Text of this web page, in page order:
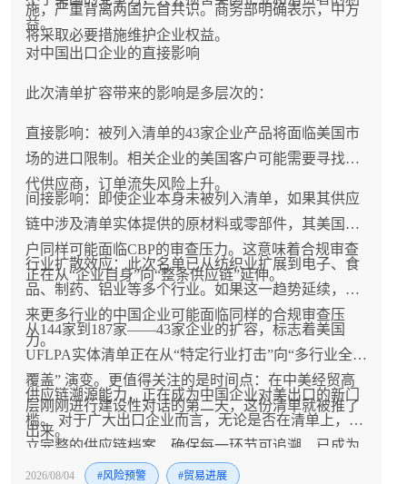
施，严重背离两国元首共识。商务部明确表示，中方
将采取必要措施维护企业权益。
益。
对中国出口企业的直接影响
此次清单扩容带来的影响是多层次的：
直接影响：被列入清单的43家企业产品将面临美国市
场的进口限制。相关企业的美国客户可能需要寻找替
代供应商，订单流失风险上升。
间接影响：即使企业本身未被列入清单，如果其供应
链中涉及清单实体提供的原材料或零部件，其美国客
户同样可能面临CBP的审查压力。这意味着合规审查
正在从“企业自身”向“整条供应链”延伸。
行业扩散效应：此次名单已从纺织业扩展到电子、食
品、制药、铝业等多个行业。如果这一趋势延续，未
来更多行业的中国企业可能面临同样的合规审查压
力。
从144家到187家——43家企业的扩容，标志着美国
UFLPA实体清单正在从“特定行业打击”向“多行业全面
覆盖” 演变。更值得关注的是时间点：在中美经贸高
层刚刚进行建设性对话的第二天，这份清单就被推了
出来。
供应链溯源能力，正在成为中国企业对美出口的新门
槛。 对于广大出口企业而言，无论是否在清单上，建
立完整的供应链档案、确保每一环节可追溯，已成为
必须完成的功课。
2026/08/04 #风险预警 #贸易进展